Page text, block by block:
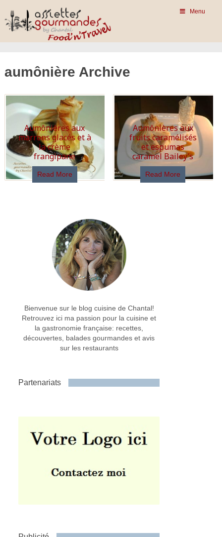
Menu
aumônière Archive
Aumônières aux
marrons glacés et à
la crème
frangipane
Read More
Aumônières aux
fruits caramélisés
et espumas
caramel Bailey’s
Read More
Bienvenue sur le blog cuisine de Chantal!
Retrouvez ici ma passion pour la cuisine et
la gastronomie française: recettes,
découvertes, balades gourmandes et avis
sur les restaurants
Partenariats